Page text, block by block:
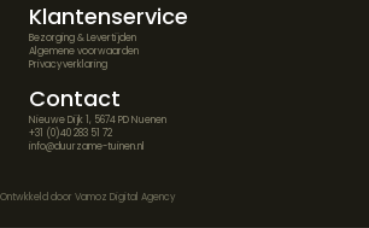
Klantenservice
Bezorging & Levertijden
Algemene voorwaarden
Privacyverklaring
Contact
Nieuwe Dijk 1, 5674 PD Nuenen
+31 (0)40 283 51 72
info@duurzame-tuinen.nl
Ontwkkeld door Vamoz Digital Agency